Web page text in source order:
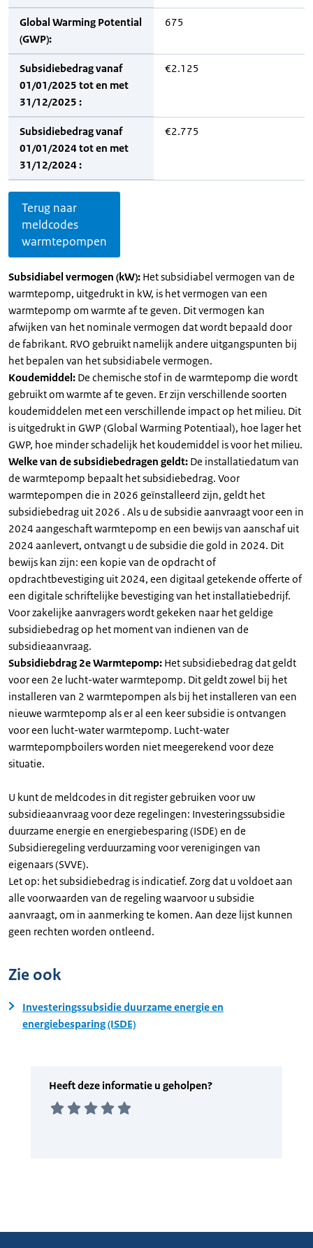
Global Warming Potential
(GWP):
675
Subsidiebedrag vanaf
01/01/2025 tot en met
31/12/2025 :
€2.125
Subsidiebedrag vanaf
01/01/2024 tot en met
31/12/2024 :
€2.775
Terug naar
meldcodes
warmtepompen
Subsidiabel vermogen (kW): Het subsidiabel vermogen van de
warmtepomp, uitgedrukt in kW, is het vermogen van een
warmtepomp om warmte af te geven. Dit vermogen kan
afwijken van het nominale vermogen dat wordt bepaald door
de fabrikant. RVO gebruikt namelijk andere uitgangspunten bij
het bepalen van het subsidiabele vermogen.
Koudemiddel: De chemische stof in de warmtepomp die wordt
gebruikt om warmte af te geven. Er zijn verschillende soorten
koudemiddelen met een verschillende impact op het milieu. Dit
is uitgedrukt in GWP (Global Warming Potentiaal), hoe lager het
GWP, hoe minder schadelijk het koudemiddel is voor het milieu.
Welke van de subsidiebedragen geldt: De installatiedatum van
de warmtepomp bepaalt het subsidiebedrag. Voor
warmtepompen die in 2026 geïnstalleerd zijn, geldt het
subsidiebedrag uit 2026 . Als u de subsidie aanvraagt voor een in
2024 aangeschaft warmtepomp en een bewijs van aanschaf uit
2024 aanlevert, ontvangt u de subsidie die gold in 2024. Dit
bewijs kan zijn: een kopie van de opdracht of
opdrachtbevestiging uit 2024, een digitaal getekende offerte of
een digitale schriftelijke bevestiging van het installatiebedrijf.
Voor zakelijke aanvragers wordt gekeken naar het geldige
subsidiebedrag op het moment van indienen van de
subsidieaanvraag.
Subsidiebdrag 2e Warmtepomp: Het subsidiebedrag dat geldt
voor een 2e lucht-water warmtepomp. Dit geldt zowel bij het
installeren van 2 warmtepompen als bij het installeren van een
nieuwe warmtepomp als er al een keer subsidie is ontvangen
voor een lucht-water warmtepomp. Lucht-water
warmtepompboilers worden niet meegerekend voor deze
situatie.
U kunt de meldcodes in dit register gebruiken voor uw
subsidieaanvraag voor deze regelingen: Investeringssubsidie
duurzame energie en energiebesparing (ISDE) en de
Subsidieregeling verduurzaming voor verenigingen van
eigenaars (SVVE).
Let op: het subsidiebedrag is indicatief. Zorg dat u voldoet aan
alle voorwaarden van de regeling waarvoor u subsidie
aanvraagt, om in aanmerking te komen. Aan deze lijst kunnen
geen rechten worden ontleend.
Zie ook
Investeringssubsidie duurzame energie en
energiebesparing (ISDE)